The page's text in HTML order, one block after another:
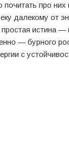
почитать про
далекому от
истина —
— бурного
с